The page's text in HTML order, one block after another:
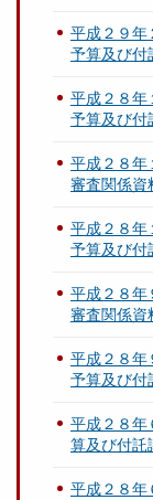
平成２９
予算及び付
平成２８
予算及び付
平成２８
審査関係資
平成２８
予算及び付
平成２８
審査関係資
平成２８
予算及び付
平成２８
算及び付託
平成２８